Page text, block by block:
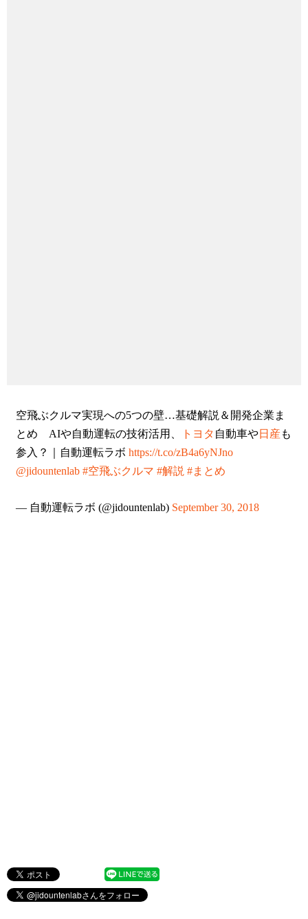
空飛ぶクルマ実現への5つの壁…基礎解説＆開発企業ま
とめ AIや自動運転の技術活用、
トヨタ 自動車や日産も
参入？｜自動運転ラボ https://t.co/zB4a6yNJno
@jidountenlab #空飛ぶクルマ #解説 #まとめ
— 自動運転ラボ (@jidountenlab) September 30, 2018